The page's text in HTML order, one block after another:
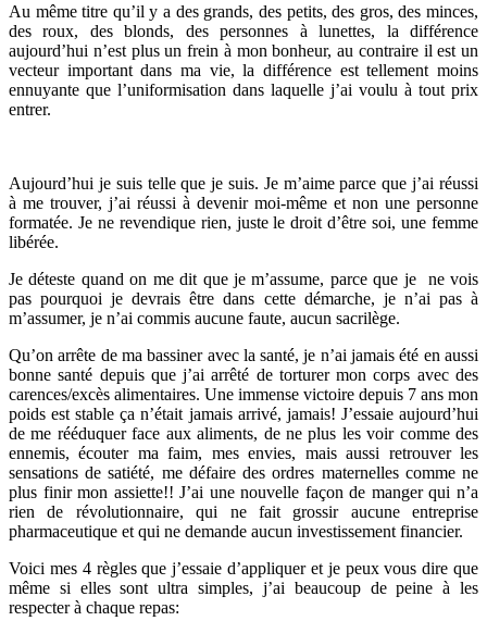
Au même titre qu’il y a des grands, des petits, des gros, des minces,
des roux, des blonds, des personnes à lunettes, la différence
aujourd’hui n’est plus un frein à mon bonheur, au contraire il est un
vecteur important dans ma vie, la différence est tellement moins
ennuyante que l’uniformisation dans laquelle j’ai voulu à tout prix
entrer.
Aujourd’hui je suis telle que je suis. Je m’aime parce que j’ai réussi
à me trouver, j’ai réussi à devenir moi-même et non une personne
formatée. Je ne revendique rien, juste le droit d’être soi, une femme
libérée.
Je déteste quand on me dit que je m’assume, parce que je ne vois
pas pourquoi je devrais être dans cette démarche, je n’ai pas à
m’assumer, je n’ai commis aucune faute, aucun sacrilège.
Qu’on arrête de ma bassiner avec la santé, je n’ai jamais été en aussi
bonne santé depuis que j’ai arrêté de torturer mon corps avec des
carences/excès alimentaires. Une immense victoire depuis 7 ans mon
poids est stable ça n’était jamais arrivé, jamais! J’essaie aujourd’hui
de me rééduquer face aux aliments, de ne plus les voir comme des
ennemis, écouter ma faim, mes envies, mais aussi retrouver les
sensations de satiété, me défaire des ordres maternelles comme ne
plus finir mon assiette!! J’ai une nouvelle façon de manger qui n’a
rien de révolutionnaire, qui ne fait grossir aucune entreprise
pharmaceutique et qui ne demande aucun investissement financier.
Voici mes 4 règles que j’essaie d’appliquer et je peux vous dire que
même si elles sont ultra simples, j’ai beaucoup de peine à les
respecter à chaque repas: